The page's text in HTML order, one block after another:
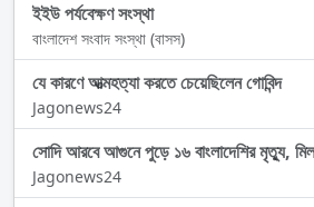
ইইউ পর্যবেক্ষণ সংস্থা
বাংলাদেশ সংবাদ সংস্থা (বাসস)
যে কারণে আত্মহত্যা করতে চেয়েছিলেন গোবিন্দ
Jagonews24
সোদি আরবে আগুনে পুড়ে ১৬ বাংলাদেশির মৃত্যু,
Jagonews24